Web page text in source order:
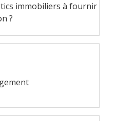
immobiliers à fournir
?